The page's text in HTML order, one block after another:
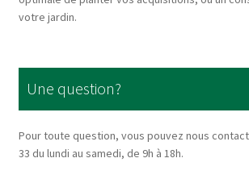
votre jardin.
Une question?
Pour toute question, vous pouvez nous
33 du lundi au samedi, de 9h à 18h.